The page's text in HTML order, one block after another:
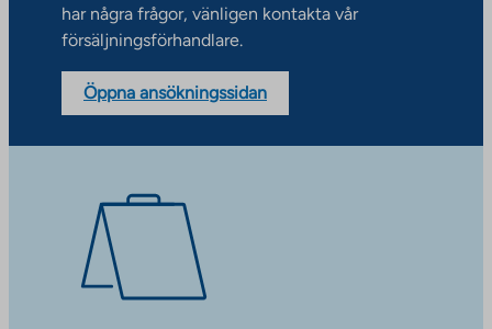
har några frågor, vänligen kontakta vår
försäljningsförhandlare.
Öppna ansökningssidan